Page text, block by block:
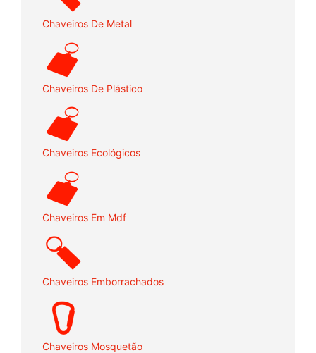
Chaveiros De Metal
Chaveiros De Plástico
Chaveiros Ecológicos
Chaveiros Em Mdf
Chaveiros Emborrachados
Chaveiros Mosquetão